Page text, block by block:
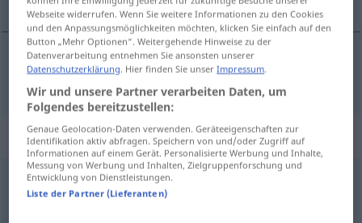
verzorgd gewählt Sprache
Synonyme für "gewählt"
gesucht,stilvoll,gehoben (Hauptform)
Webseite widerrufen. Wenn Sie weitere Informationen zu den Cookies
und den Anpassungsmöglichkeiten möchten, klicken Sie einfach auf den
Button „Mehr Optionen“. Weitergehende Hinweise zu der
Datenverarbeitung entnehmen Sie ansonsten unserer
Datenschutzerklärung. Hier finden Sie unserImpressum.
Wir und unsere Partner verarbeiten Daten, um
Folgendes bereitzustellen:
Genaue Geolocation-Daten verwenden. Geräteeigenschaften zur
Identifikation aktiv abfragen. Speichern von und/oder Zugriff auf
Informationen auf einem Gerät. Personalisierte Werbung und Inhalte,
Messung von Werbung und Inhalten, Zielgruppenforschung und
Entwicklung von Dienstleistungen.
Liste der Partner (Lieferanten)